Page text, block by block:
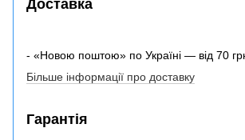
Доставка
- «Новою поштою» по Україні — від 70
Більше інформації про доставку
Гарантія